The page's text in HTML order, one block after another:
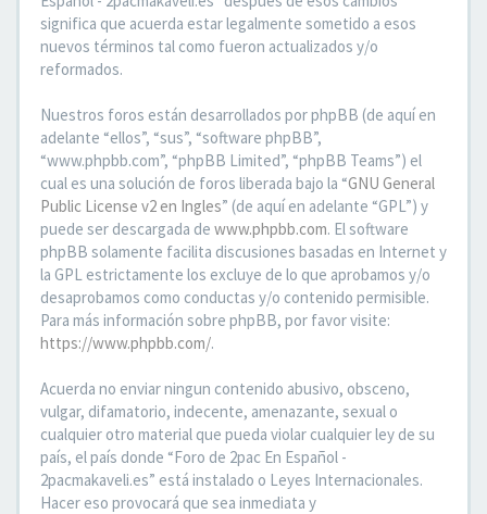
significa que acuerda estar legalmente sometido a esos
nuevos términos tal como fueron actualizados y/o
reformados.
Nuestros foros están desarrollados por phpBB (de aquí en
adelante “ellos”, “sus”, “software phpBB”,
“www.phpbb.com”, “phpBB Limited”, “phpBB Teams”) el
cual es una solución de foros liberada bajo la “GNU General
Public License v2 en Ingles” (de aquí en adelante “GPL”) y
puede ser descargada de www.phpbb.com. El software
phpBB solamente facilita discusiones basadas en Internet y
la GPL estrictamente los excluye de lo que aprobamos y/o
desaprobamos como conductas y/o contenido permisible.
Para más información sobre phpBB, por favor visite:
https://www.phpbb.com/.
Acuerda no enviar ningun contenido abusivo, obsceno,
vulgar, difamatorio, indecente, amenazante, sexual o
cualquier otro material que pueda violar cualquier ley de su
país, el país donde “Foro de 2pac En Español -
2pacmakaveli.es” está instalado o Leyes Internacionales.
Hacer eso provocará que sea inmediata y